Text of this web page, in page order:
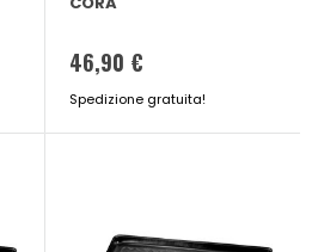
46,90 €
Spedizione gratuita!